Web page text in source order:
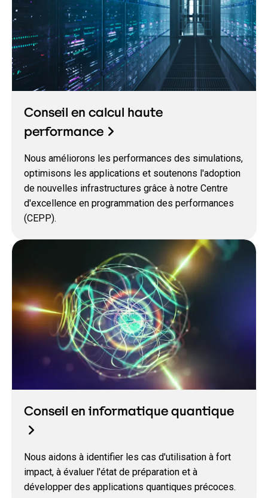
Conseil en calcul haute
performance
Nous améliorons les performances des simulations,
optimisons les applications et soutenons l'adoption
de nouvelles infrastructures grâce à notre Centre
d'excellence en programmation des performances
(CEPP).
Conseil en informatique quantique
Nous aidons à identifier les cas d'utilisation à fort
impact, à évaluer l'état de préparation et à
développer des applications quantiques précoces.